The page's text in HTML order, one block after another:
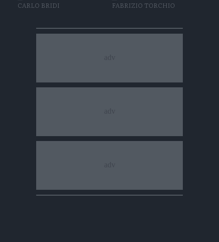
CARLO BRIDI FABRIZIO TORCHIO